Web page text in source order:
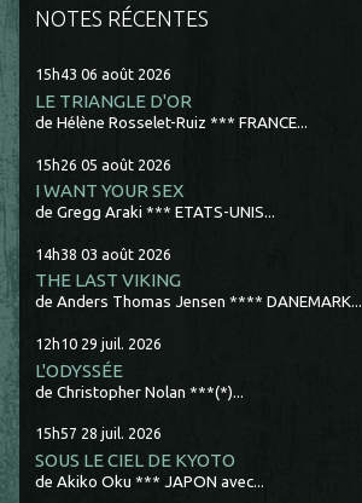
NOTES RÉCENTES
15h43 06 août 2026
LE TRIANGLE D'OR
de Hélène Rosselet-Ruiz *** FRANCE...
15h26 05 août 2026
I WANT YOUR SEX
de Gregg Araki *** ETATS-UNIS...
14h38 03 août 2026
THE LAST VIKING
de Anders Thomas Jensen **** DANEMARK...
12h10 29 juil. 2026
L'ODYSSÉE
de Christopher Nolan ***(*)...
15h57 28 juil. 2026
SOUS LE CIEL DE KYOTO
de Akiko Oku *** JAPON avec...